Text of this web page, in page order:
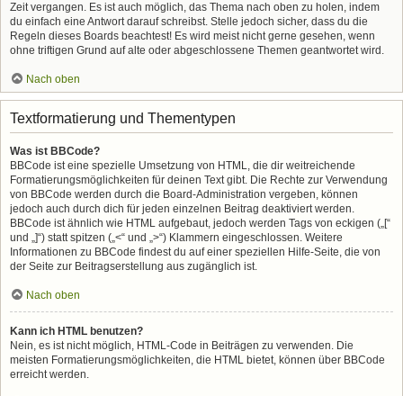
Zeit vergangen. Es ist auch möglich, das Thema nach oben zu holen, indem
du einfach eine Antwort darauf schreibst. Stelle jedoch sicher, dass du die
Regeln dieses Boards beachtest! Es wird meist nicht gerne gesehen, wenn
ohne triftigen Grund auf alte oder abgeschlossene Themen geantwortet wird.
Nach oben
Textformatierung und Thementypen
Was ist BBCode?
BBCode ist eine spezielle Umsetzung von HTML, die dir weitreichende
Formatierungsmöglichkeiten für deinen Text gibt. Die Rechte zur Verwendung
von BBCode werden durch die Board-Administration vergeben, können
jedoch auch durch dich für jeden einzelnen Beitrag deaktiviert werden.
BBCode ist ähnlich wie HTML aufgebaut, jedoch werden Tags von eckigen („[“
und „]“) statt spitzen („<“ und „>“) Klammern eingeschlossen. Weitere
Informationen zu BBCode findest du auf einer speziellen Hilfe-Seite, die von
der Seite zur Beitragserstellung aus zugänglich ist.
Nach oben
Kann ich HTML benutzen?
Nein, es ist nicht möglich, HTML-Code in Beiträgen zu verwenden. Die
meisten Formatierungsmöglichkeiten, die HTML bietet, können über BBCode
erreicht werden.